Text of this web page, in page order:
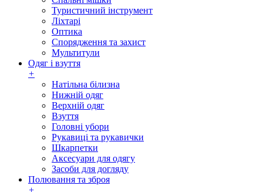
Туристичний інструмент
Ліхтарі
Оптика
Спорядження та захист
Мультитули
Одяг і взуття
+
Натільна білизна
Нижній одяг
Верхній одяг
Взуття
Головні убори
Рукавиці та рукавички
Шкарпетки
Аксесуари для одягу
Засоби для догляду
Полювання та зброя
+